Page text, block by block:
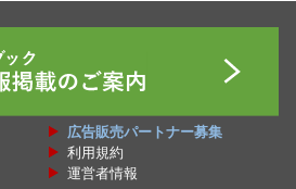
広告販売パートナー募集
利用規約
運営者情報